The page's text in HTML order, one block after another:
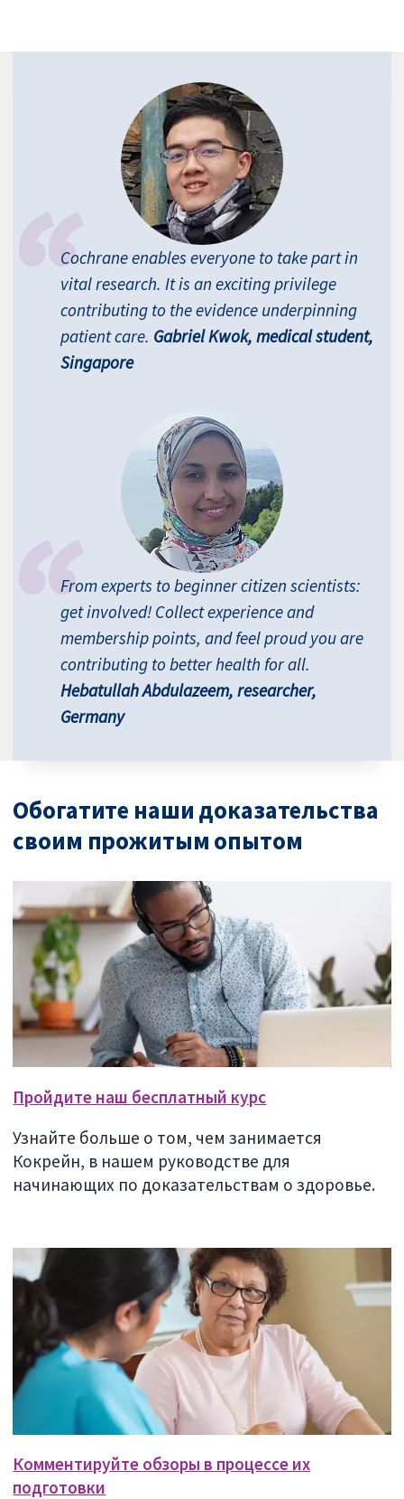
Cochrane enables everyone to take part in
vital research. It is an exciting privilege
contributing to the evidence underpinning
patient care. Gabriel Kwok, medical student,
Singapore
From experts to beginner citizen scientists:
get involved! Collect experience and
membership points, and feel proud you are
contributing to better health for all.
Hebatullah Abdulazeem, researcher,
Germany
Обогатите наши доказательства
своим прожитым опытом
Пройдите наш бесплатный курс
Узнайте больше о том, чем занимается
Кокрейн, в нашем руководстве для
начинающих по доказательствам о здоровье.
Комментируйте обзоры в процессе их
подготовки